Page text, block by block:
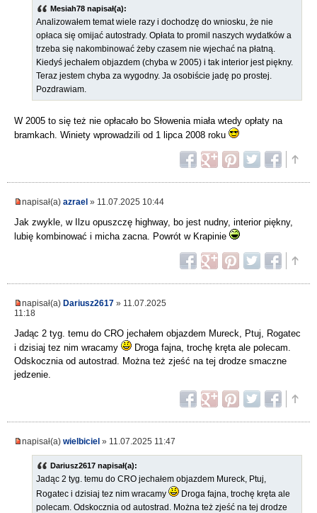
Mesiah78 napisał(a):
Analizowałem temat wiele razy i dochodzę do wniosku, że nie
opłaca się omijać autostrady. Opłata to promil naszych wydatków a
trzeba się nakombinować żeby czasem nie wjechać na płatną.
Kiedyś jechałem objazdem (chyba w 2005) i tak interior jest piękny.
Teraz jestem chyba za wygodny. Ja osobiście jadę po prostej.
Pozdrawiam.
W 2005 to się też nie opłacało bo Słowenia miała wtedy opłaty na
bramkach. Winiety wprowadzili od 1 lipca 2008 roku
napisał(a) azrael » 11.07.2025 10:44
Jak zwykle, w Ilzu opuszczę highway, bo jest nudny, interior piękny,
lubię kombinować i micha zacna. Powrót w Krapinie
napisał(a) Dariusz2617 » 11.07.2025
11:18
Jadąc 2 tyg. temu do CRO jechałem objazdem Mureck, Ptuj, Rogatec
i dzisiaj tez nim wracamy
Droga fajna, trochę kręta ale polecam.
Odskocznia od autostrad. Można też zjeść na tej drodze smaczne
jedzenie.
napisał(a) wielbiciel » 11.07.2025 11:47
Dariusz2617 napisał(a):
Jadąc 2 tyg. temu do CRO jechałem objazdem Mureck, Ptuj,
Rogatec i dzisiaj tez nim wracamy
Droga fajna, trochę kręta ale
polecam. Odskocznia od autostrad. Można też zjeść na tej drodze